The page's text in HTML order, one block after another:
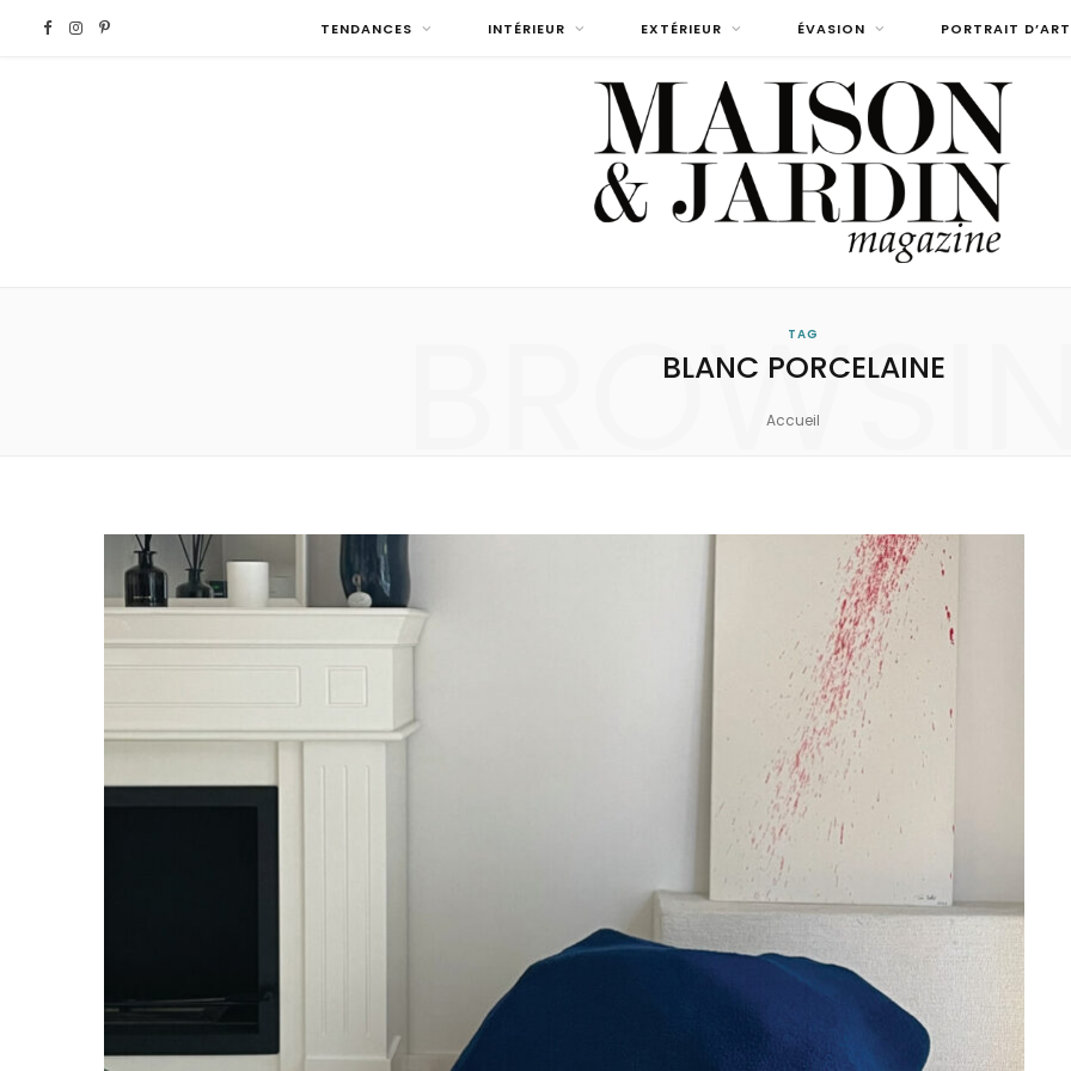
F I P TENDANCES INTÉRIEUR EXTÉRIEUR ÉVASION PORTRAIT
TAG
BLANC PORCELAINE
Accueil